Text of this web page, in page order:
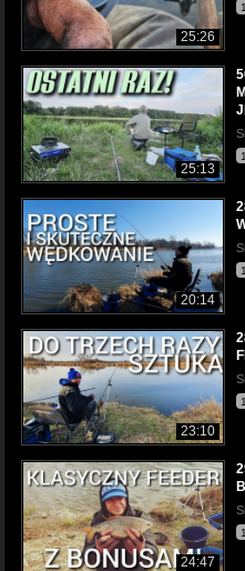
25:26
25:13
20:14
23:10
24:47